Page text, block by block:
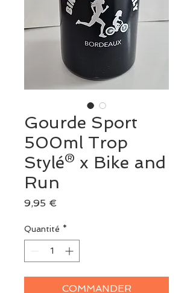
Gourde Sport
500ml Trop
Stylé® x Bike and
Run
9,95 €
Quantité *
COMMANDER